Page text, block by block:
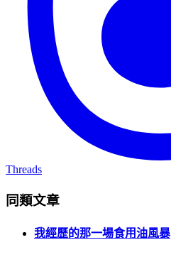
Threads
同類文章
我經歷的那一場食用油風暴